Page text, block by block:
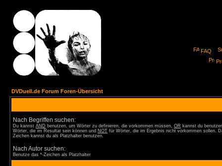
FAQ
DVDuell.de Forum Foren-Übersicht
Nach Begriffen suchen:
Du kannst AND benutzen, um Wörter zu definieren, die vorkommen müssen, OR kannst du
Wörter, die im Resultat sein können und NOT für Wörter, die im Ergebnis nicht vorkommen sollen.
Zeichen kannst du als Platzhalter benutzen.
Nach Autor suchen:
Benutze das *-Zeichen als Platzhalter